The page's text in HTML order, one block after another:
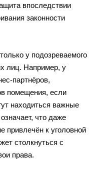
впоследствии
законности
у подозреваемого
лиц. Например, у
партнёров,
помещения, если
находиться важные
что даже
привлечён к уголовной
столкнуться с
права.